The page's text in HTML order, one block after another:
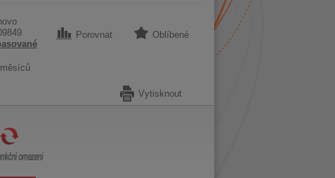
Porovnat Oblíbené
Vytisknout